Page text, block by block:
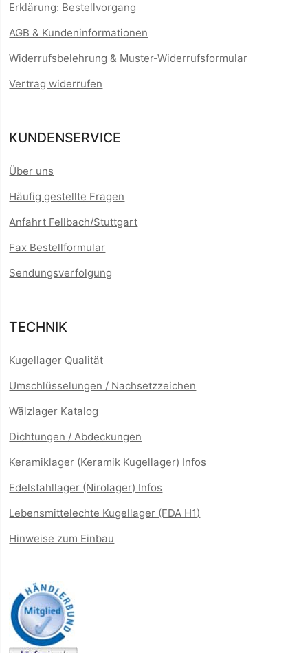
Erklärung: Bestellvorgang
AGB & Kundeninformationen
Widerrufsbelehrung & Muster-Widerrufsformular
Vertrag widerrufen
KUNDENSERVICE
Über uns
Häufig gestellte Fragen
Anfahrt Fellbach/Stuttgart
Fax Bestellformular
Sendungsverfolgung
TECHNIK
Kugellager Qualität
Umschlüsselungen / Nachsetzzeichen
Wälzlager Katalog
Dichtungen / Abdeckungen
Keramiklager (Keramik Kugellager) Infos
Edelstahllager (Nirolager) Infos
Lebensmittelechte Kugellager (FDA H1)
Hinweise zum Einbau